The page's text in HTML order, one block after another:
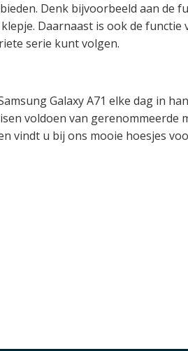
Denk bijvoorbeeld aan de
Daarnaast is ook de
serie kunt volgen.
Galaxy A71 elke dag in
voldoen van gerenommeerde
vindt u bij ons mooie hoesjes